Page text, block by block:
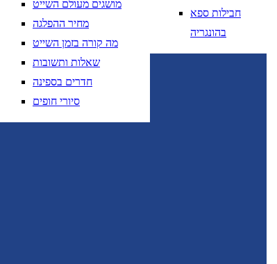
מושגים מעולם השייט
מחיר ההפלגה
מה קורה בזמן השייט
שאלות ותשובות
חדרים בספינה
סיורי חופים
חבילות ספא
בהונגריה
תאריך יציאה